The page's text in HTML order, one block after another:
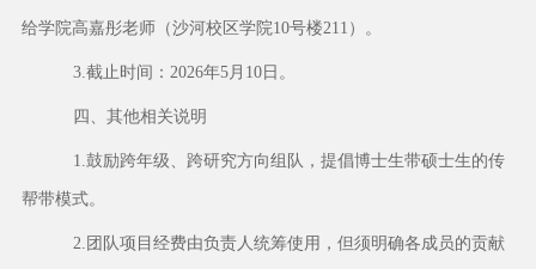
给学院高嘉彤老师（沙河校区学院10号楼211）。
3.截止时间：2026年5月10日。
四、其他相关说明
1.鼓励跨年级、跨研究方向组队，提倡博士生带硕士生的传
帮带模式。
2.团队项目经费由负责人统筹使用，但须明确各成员的贡献